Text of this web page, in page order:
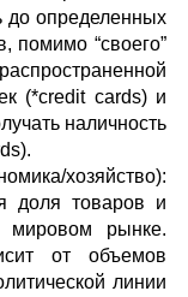
до определенных
помимо “своего”
(*credit cards) и
наличность
хозяйство):
доля товаров и
мировом рынке.
от объемов
линии